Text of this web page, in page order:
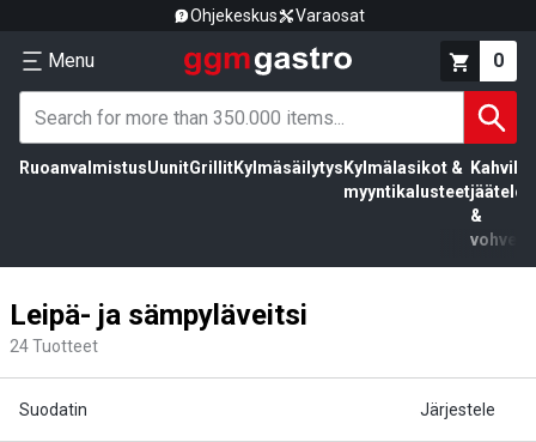
Ohjekeskus Varaosat
Menu 0
RuoanvalmistusUunitGrillitKylmäsäilytys Kylmälasikot &
myyntikalusteet
Kahvila,
jäätelö
&
vohvelit
Leipä- ja sämpyläveitsi
24Tuotteet
Suodatin Järjestele